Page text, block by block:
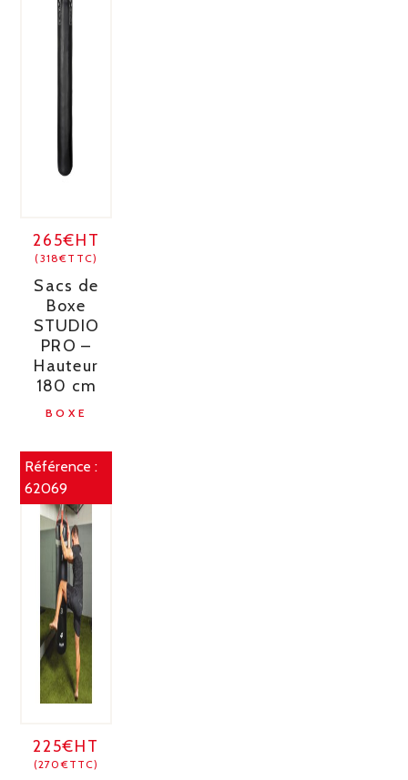
265€HT
(318€TTC)
Sacs de
Boxe
STUDIO
PRO –
Hauteur
180 cm
BOXE
Référence :
62069
225€HT
(270€TTC)